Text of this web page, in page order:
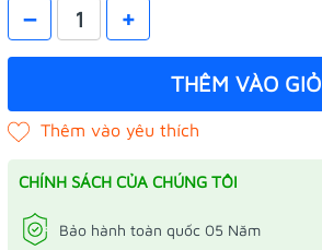
– +
THÊM VÀO GIỎ
CHÍNH SÁCH CỦA CHÚNG TÔI
Bảo hành toàn quốc 05 Năm